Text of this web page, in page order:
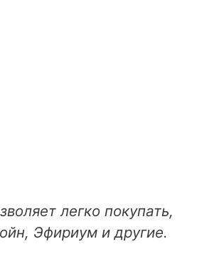
легко покупать,
Эфириум и другие.